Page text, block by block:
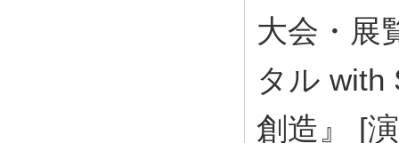
大会・展
タル with
創造』 [